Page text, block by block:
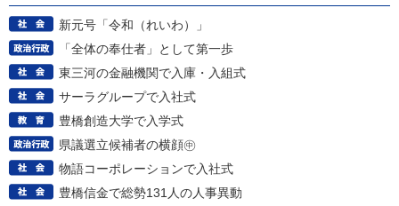
新元号「令和（れいわ）」
「全体の奉仕者」として第一歩
東三河の金融機関で入庫・入組式
サーラグループで入社式
豊橋創造大学で入学式
県議選立候補者の横顔㊥
物語コーポレーションで入社式
豊橋信金で総勢131人の人事異動